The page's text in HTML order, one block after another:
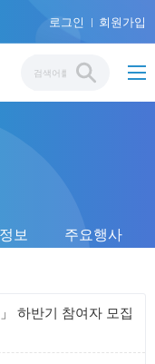
로그인 회원가입
보 주요행사
하반기 참여자 모집